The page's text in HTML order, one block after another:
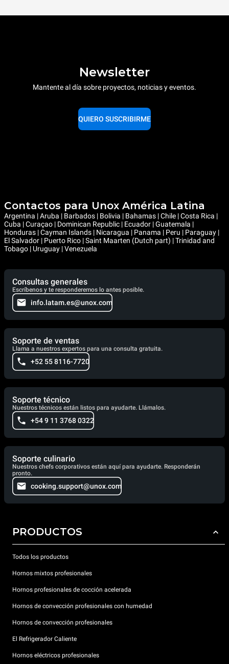
Newsletter
Mantente al día sobre proyectos, noticias y eventos.
QUIERO SUSCRIBIRME
Contactos para Unox América Latina
Argentina | Aruba | Barbados | Bolivia | Bahamas | Chile | Costa Rica |
Cuba | Curaçao | Dominican Republic | Ecuador | Guatemala |
Honduras | Cayman Islands | Nicaragua | Panama | Peru | Paraguay |
El Salvador | Puerto Rico | Saint Maarten (Dutch part) | Trinidad and
Tobago | Uruguay | Venezuela
Consultas generales
Escríbenos y te responderemos lo antes posible.
info.latam.es@unox.com
Soporte de ventas
Llama a nuestros expertos para una consulta gratuita.
+52 55 8116-7720
Soporte técnico
Nuestros técnicos están listos para ayudarte. Llámalos.
+54 9 11 3768 0322
Soporte culinario
Nuestros chefs corporativos están aquí para ayudarte. Responderán
pronto.
cooking.support@unox.com
PRODUCTOS
Todos los productos
Hornos mixtos profesionales
Hornos profesionales de cocción acelerada
Hornos de convección profesionales con humedad
Hornos de convección profesionales
El Refrigerador Caliente
Hornos eléctricos profesionales